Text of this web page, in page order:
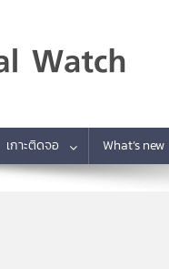
เกาะติดจอ What’s new